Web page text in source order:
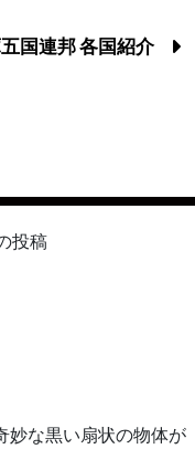
国連邦 各国紹介
投稿
妙な黒い扇状の物体が